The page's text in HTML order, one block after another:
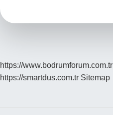
https://www.bodrumforum.com.tr
https://smartdus.com.tr Sitemap